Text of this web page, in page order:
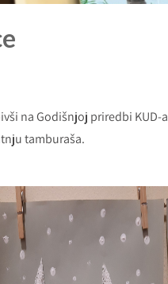
na Godišnjoj priredbi KUD-a
tamburaša.